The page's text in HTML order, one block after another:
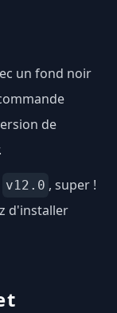
un fond noir
de
v12.0 , super !
d'installer